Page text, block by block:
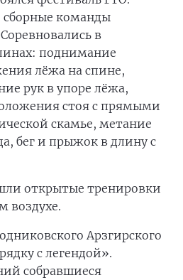
сборные команды
в
поднимание
лёжа на спине,
рук в упоре лёжа,
стоя с прямыми
скамье, метание
бег и прыжок в длину с
открытые тренировки
воздухе.
Арзгирского
с легендой».
собравшиеся